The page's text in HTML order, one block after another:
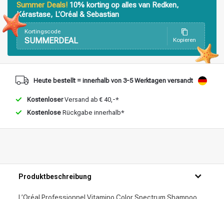
Summer Deals! 10% korting op alles van Redken,
Kérastase, L’Oréal & Sebastian
Kortingscode
SUMMERDEAL Kopieren
Heute bestellt = innerhalb von 3-5 Werktagen versandt
KostenloserVersand ab € 40,-*
Kostenlose Rückgabe innerhalb*
Produktbeschreibung